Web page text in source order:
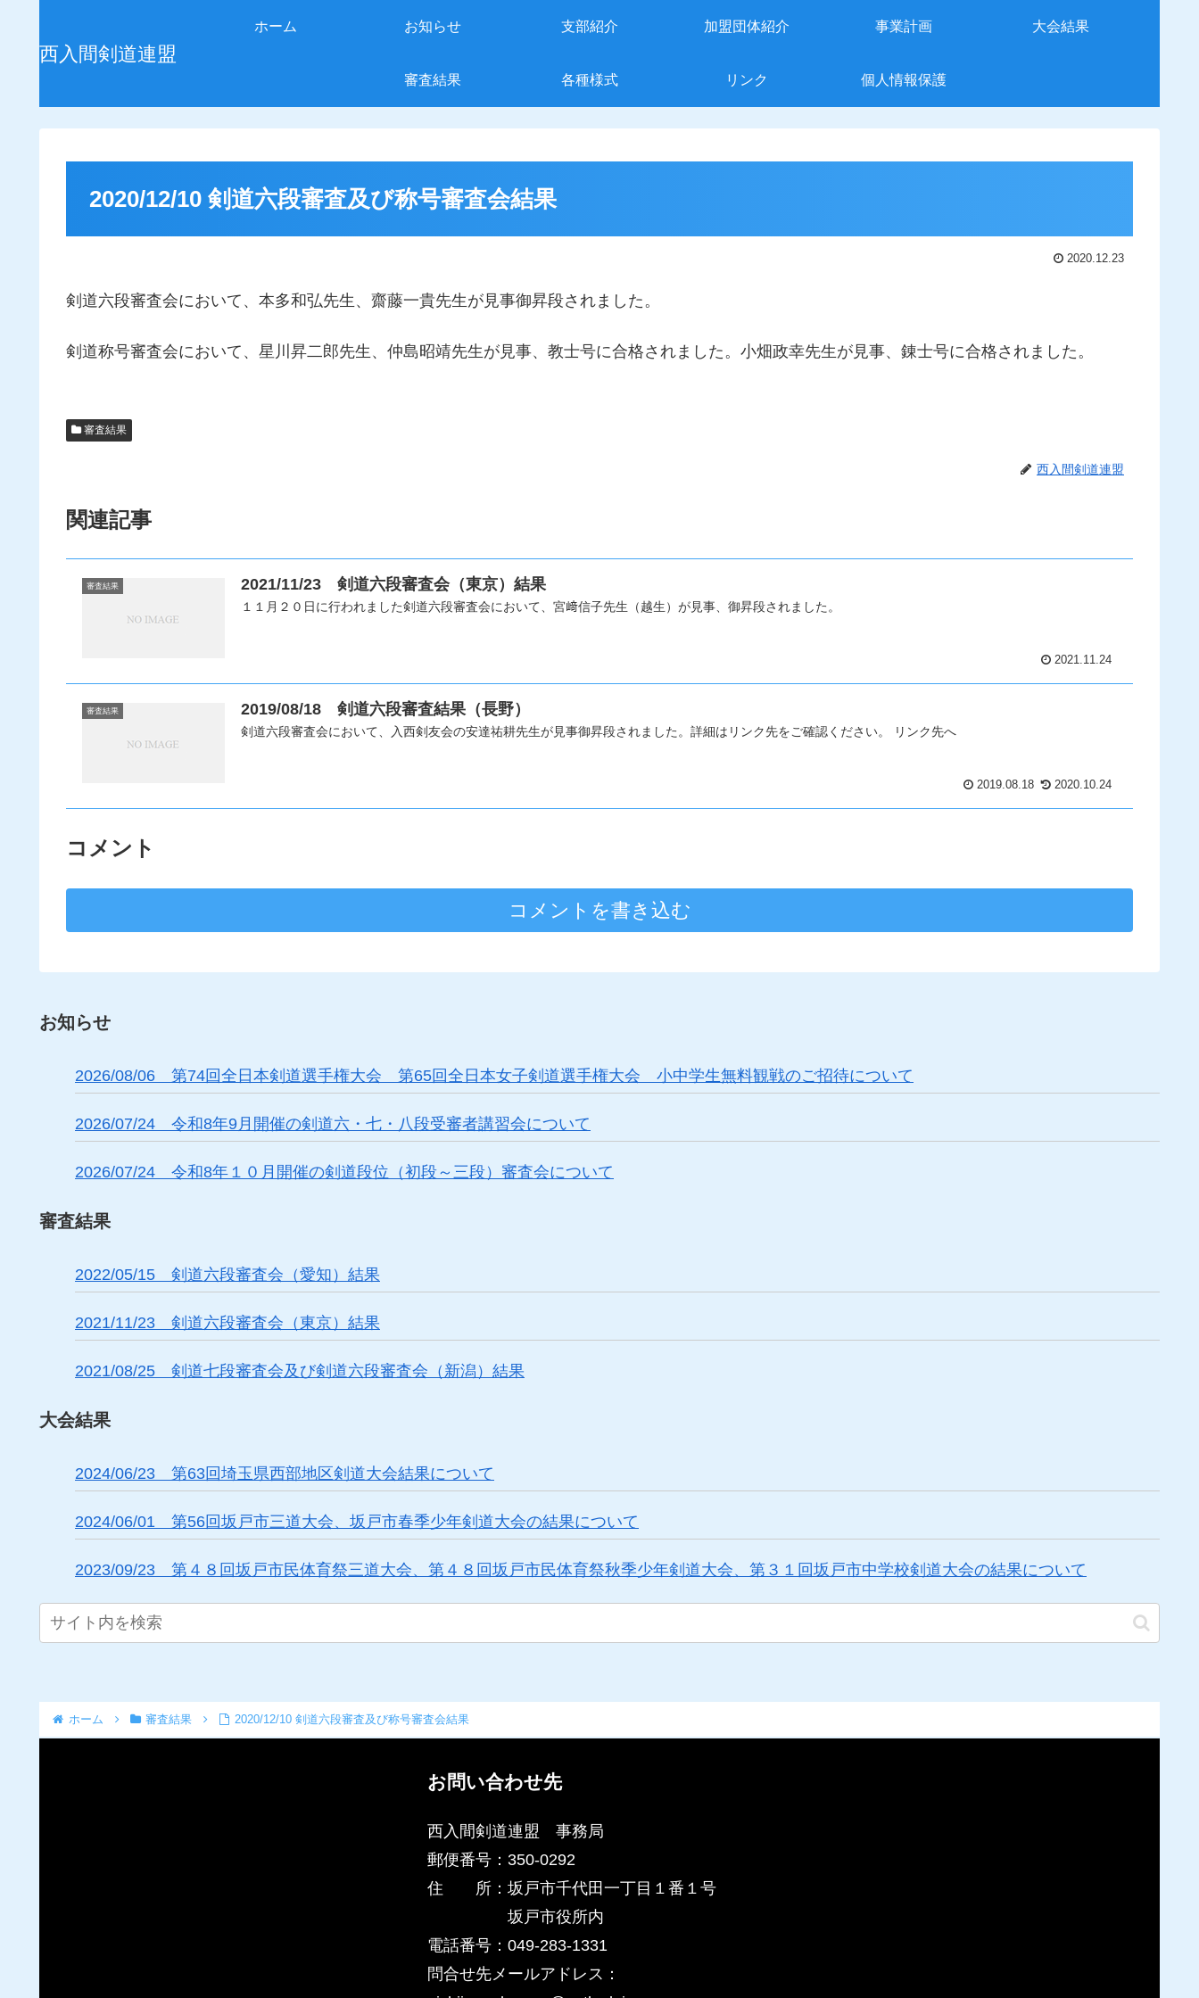
西入間剣道連盟
ホーム お知らせ 支部紹介 加盟団体紹介 事業計画 大会結果
審査結果 各種様式 リンク 個人情報保護
2020/12/10 剣道六段審査及び称号審査会結果
2020.12.23
剣道六段審査会において、本多和弘先生、齋藤一貴先生が見事御昇段されました。
剣道称号審査会において、星川昇二郎先生、仲島昭靖先生が見事、教士号に合格されました。小畑政幸先生が見事、錬士号に合格されました。
審査結果
西入間剣道連盟
関連記事
審査結果 2021/11/23 剣道六段審査会（東京）結果
１１月２０日に行われました剣道六段審査会において、宮﨑信子先生（越生）が見事、御昇段されました。
2021.11.24
審査結果 2019/08/18 剣道六段審査結果（長野）
剣道六段審査会において、入西剣友会の安達祐耕先生が見事御昇段されました。詳細はリンク先をご確認ください。 リンク先へ
2019.08.18 2020.10.24
コメント
コメントを書き込む
お知らせ
2026/08/06 第74回全日本剣道選手権大会 第65回全日本女子剣道選手権大会 小中学生無料観戦のご招待について
2026/07/24 令和8年9月開催の剣道六・七・八段受審者講習会について
2026/07/24 令和8年１０月開催の剣道段位（初段～三段）審査会について
審査結果
2022/05/15 剣道六段審査会（愛知）結果
2021/11/23 剣道六段審査会（東京）結果
2021/08/25 剣道七段審査会及び剣道六段審査会（新潟）結果
大会結果
2024/06/23 第63回埼玉県西部地区剣道大会結果について
2024/06/01 第56回坂戸市三道大会、坂戸市春季少年剣道大会の結果について
2023/09/23 第４８回坂戸市民体育祭三道大会、第４８回坂戸市民体育祭秋季少年剣道大会、第３１回坂戸市中学校剣道大会の結果について
ホーム 審査結果 2020/12/10 剣道六段審査及び称号審査会結果
お問い合わせ先
西入間剣道連盟 事務局
​郵便番号：350-0292
住 所：坂戸市千代田一丁目１番１号
坂戸市役所内
電話番号：049-283-1331
​問合せ先メールアドレス：